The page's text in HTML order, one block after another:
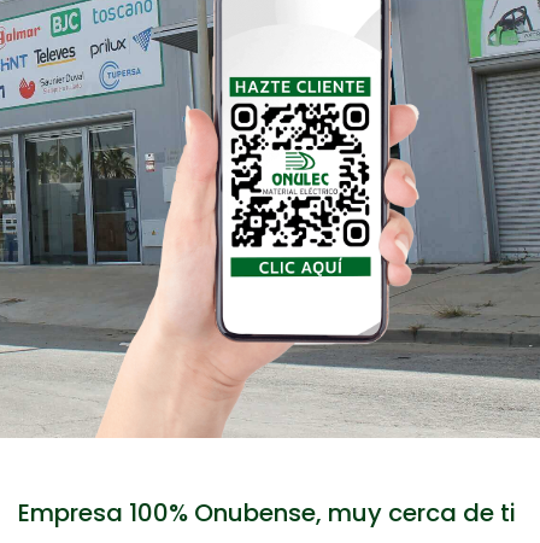
Empresa 100% Onubense, muy cerca de ti